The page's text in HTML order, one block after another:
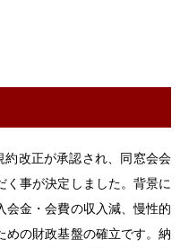
改正が承認され、同窓会会
く事が決定しました。背景に
会金・会費の収入減、慢性的
めの財政基盤の確立です。納